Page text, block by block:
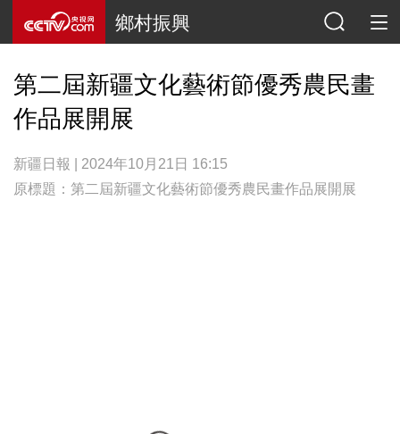
鄉村振興
第二屆新疆文化藝術節優秀農民畫
作品展開展
新疆日報 | 2024年10月21日 16:15
原標題：第二屆新疆文化藝術節優秀農民畫作品展開展